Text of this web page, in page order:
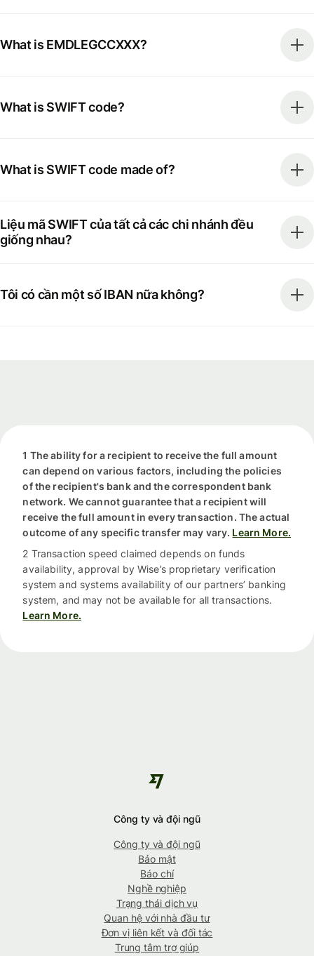
What is EMDLEGCCXXX?
What is SWIFT code?
What is SWIFT code made of?
Liệu mã SWIFT của tất cả các chi nhánh đều
giống nhau?
Tôi có cần một số IBAN nữa không?
1 The ability for a recipient to receive the full amount
can depend on various factors, including the policies
of the recipient's bank and the correspondent bank
network. We cannot guarantee that a recipient will
receive the full amount in every transaction. The actual
outcome of any specific transfer may vary. Learn More.
2 Transaction speed claimed depends on funds
availability, approval by Wise’s proprietary verification
system and systems availability of our partners’ banking
system, and may not be available for all transactions.
Learn More.
Công ty và đội ngũ
Công ty và đội ngũ
Bảo mật
Báo chí
Nghề nghiệp
Trạng thái dịch vụ
Quan hệ với nhà đầu tư
Đơn vị liên kết và đối tác
Trung tâm trợ giúp